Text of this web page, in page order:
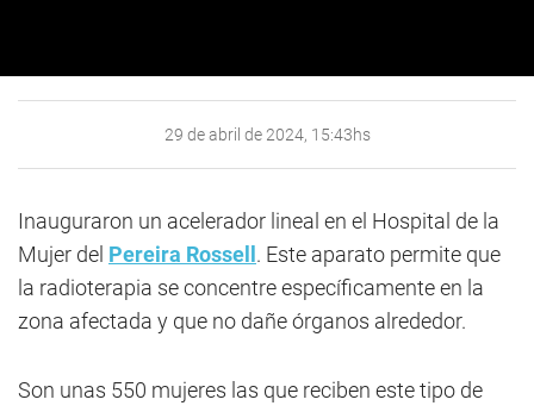
29 de abril de 2024, 15:43hs
Inauguraron un acelerador lineal en el Hospital de la
Mujer del Pereira Rossell . Este aparato permite que
la radioterapia se concentre específicamente en la
zona afectada y que no dañe órganos alrededor.
Son unas 550 mujeres las que reciben este tipo de